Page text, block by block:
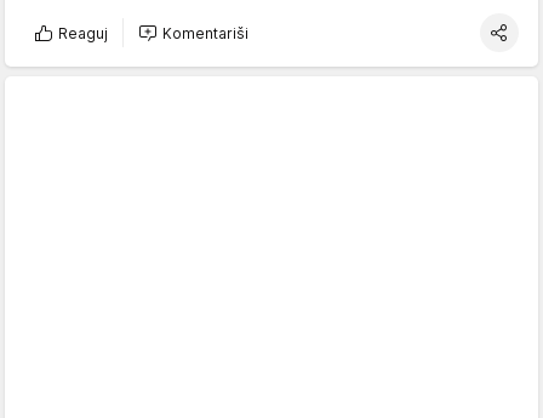
Reaguj Komentariši